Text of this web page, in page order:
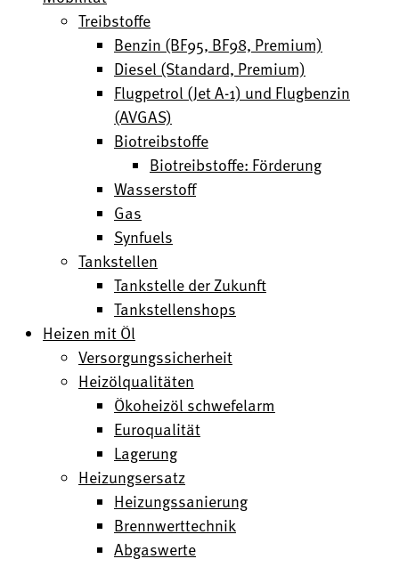
Treibstoffe
Benzin (BF95, BF98, Premium)
Diesel (Standard, Premium)
Flugpetrol (Jet A-1) und Flugbenzin
(AVGAS)
Biotreibstoffe
Biotreibstoffe: Förderung
Wasserstoff
Gas
Synfuels
Tankstellen
Tankstelle der Zukunft
Tankstellenshops
Heizen mit Öl
Versorgungssicherheit
Heizölqualitäten
Ökoheizöl schwefelarm
Euroqualität
Lagerung
Heizungsersatz
Heizungssanierung
Brennwerttechnik
Abgaswerte